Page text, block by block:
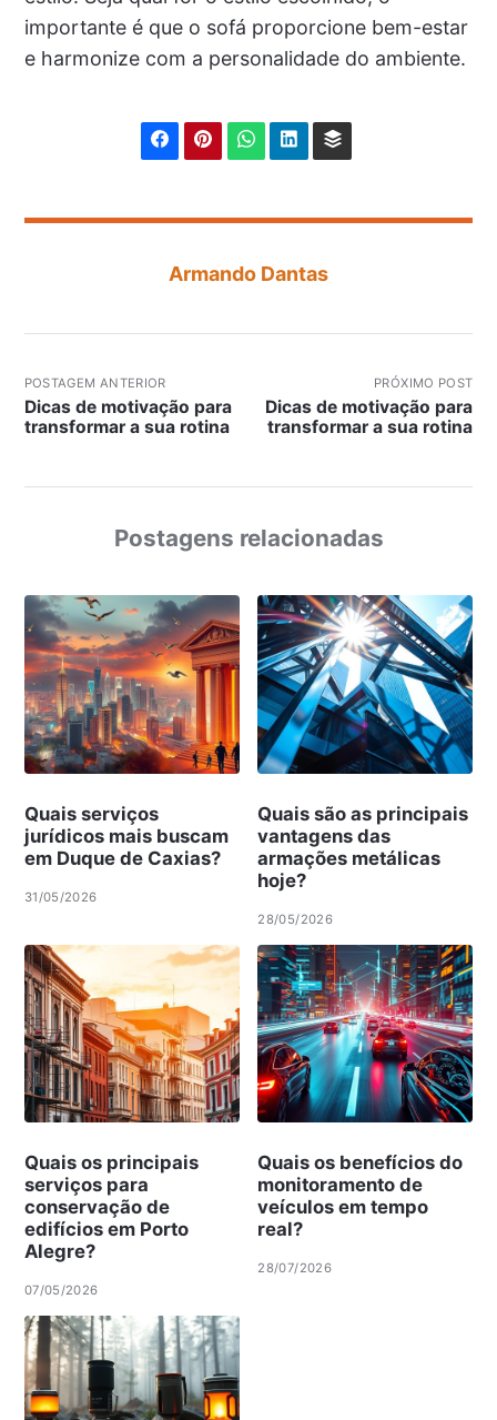
importante é que o sofá proporcione bem-estar
e harmonize com a personalidade do ambiente.
Armando Dantas
POSTAGEM ANTERIOR
Dicas de motivação para
transformar a sua rotina
PRÓXIMO POST
Dicas de motivação para
transformar a sua rotina
Postagens relacionadas
Quais serviços
jurídicos mais buscam
em Duque de Caxias?
31/05/2026
Quais são as principais
vantagens das
armações metálicas
hoje?
28/05/2026
Quais os principais
serviços para
conservação de
edifícios em Porto
Alegre?
07/05/2026
Quais os benefícios do
monitoramento de
veículos em tempo
real?
28/07/2026